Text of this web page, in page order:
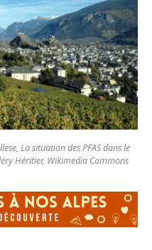
La situation des PFAS dans le
Héritier, Wikimedia Commons